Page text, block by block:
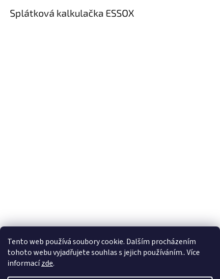
Tento web používá soubory cookie. Dalším procházením
tohoto webu vyjadřujete souhlas s jejich používáním.. Více
informacízde.
🏝️ Dovolená: 🏝️ 27.7.2026 do 9.8.2026 - bude
probíhat dovolená. Celá firma bude uzavřená!
Splátková kalkulačka ESSOX